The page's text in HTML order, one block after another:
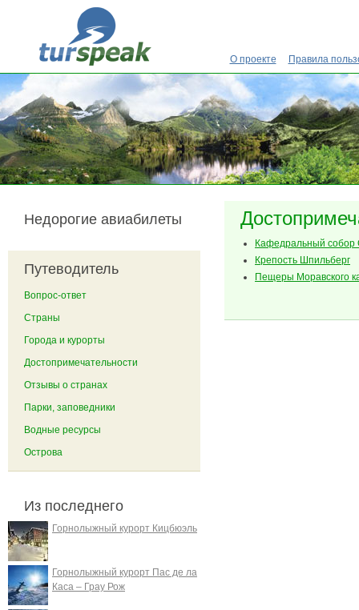
Перейти к основному содержанию
О проекте Правила
Кафедральный
Крепость Шпильберг
Пещеры Моравского
Недорогие авиабилеты
Путеводитель
Вопрос-ответ
Страны
Города и курорты
Достопримечательности
Отзывы о странах
Парки, заповедники
Водные ресурсы
Острова
Из последнего
Горнолыжный курорт Кицбюэль
Горнолыжный курорт Пас де ла
Каса – Грау Рож